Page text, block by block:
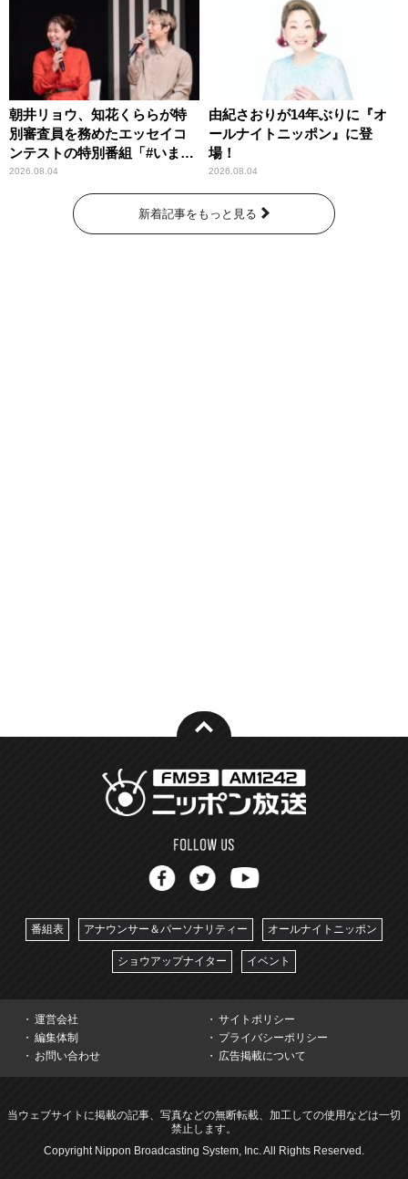
朝井リョウ、知花くららが特
別審査員を務めたエッセイコ
ンテストの特別番組「#いまあ
なたに伝えたいこと」
2026.08.04
由紀さおりが14年ぶりに『オ
ールナイトニッポン』に登
場！
2026.08.04
新着記事をもっと見る
番組表 アナウンサー＆パーソナリティー オールナイトニッポン
ショウアップナイター イベント
運営会社
サイトポリシー
編集体制
プライバシーポリシー
お問い合わせ
広告掲載について
当ウェブサイトに掲載の記事、写真などの無断転載、加工しての使用などは一切
禁止します。
Copyright Nippon Broadcasting System, Inc. All Rights Reserved.